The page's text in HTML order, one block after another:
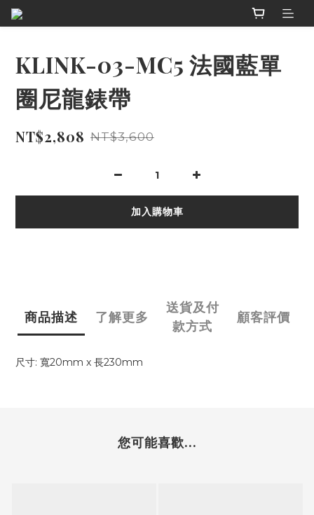
KLINK-03-MC5 法國藍單
圈尼龍錶帶
NT$2,808 NT$3,600
加入購物車
商品描述 了解更多
送貨及付
款方式
顧客評價
尺寸: 寬20mm x 長230mm
您可能喜歡...